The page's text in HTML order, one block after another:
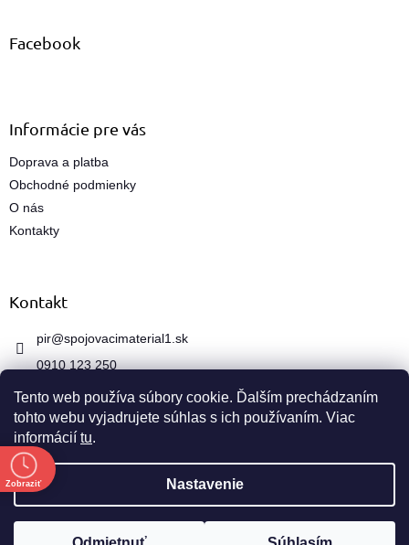
Tento web používa súbory cookie. Ďalším prechádzaním
tohto webu vyjadrujete súhlas s ich používaním. Viac
informácií tu.
Nastavenie
Facebook
Informácie pre vás
Doprava a platba
Obchodné podmienky
O nás
Kontakty
Kontakt
pir@spojovacimaterial1.sk
0910 123 250
spojovacimaterial1.sk
Zobraziť